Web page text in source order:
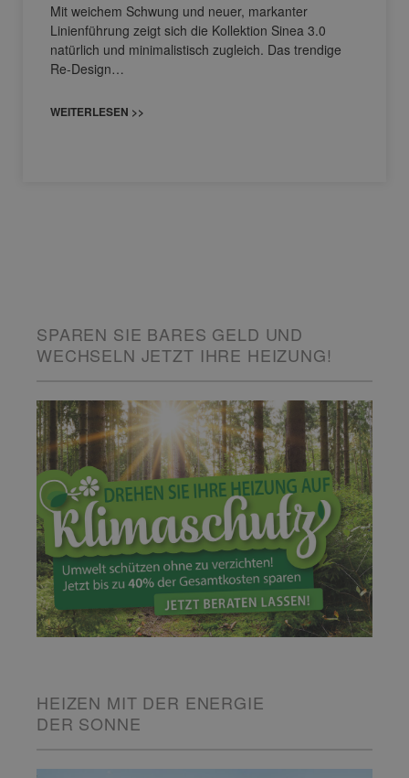
Mit weichem Schwung und neuer, markanter
Linienführung zeigt sich die Kollektion Sinea 3.0
natürlich und minimalistisch zugleich. Das trendige
Re-Design…
WEITERLESEN >>
SPAREN SIE BARES GELD UND
WECHSELN JETZT IHRE HEIZUNG!
HEIZEN MIT DER ENERGIE
DER SONNE